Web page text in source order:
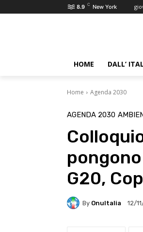
8.9 C New York
HOME DALL’
Home Agenda 2030
AGENDA 2030
G20,
By OnuItalia 12/